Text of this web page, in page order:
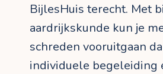
BijlesHuis terecht. Met
aardrijkskunde kun je
schreden vooruitgaan
individuele begeleiding